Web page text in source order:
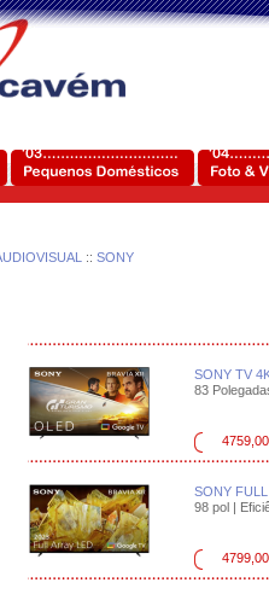
:: SONY
SONY TV
83
SONY
98 pol |